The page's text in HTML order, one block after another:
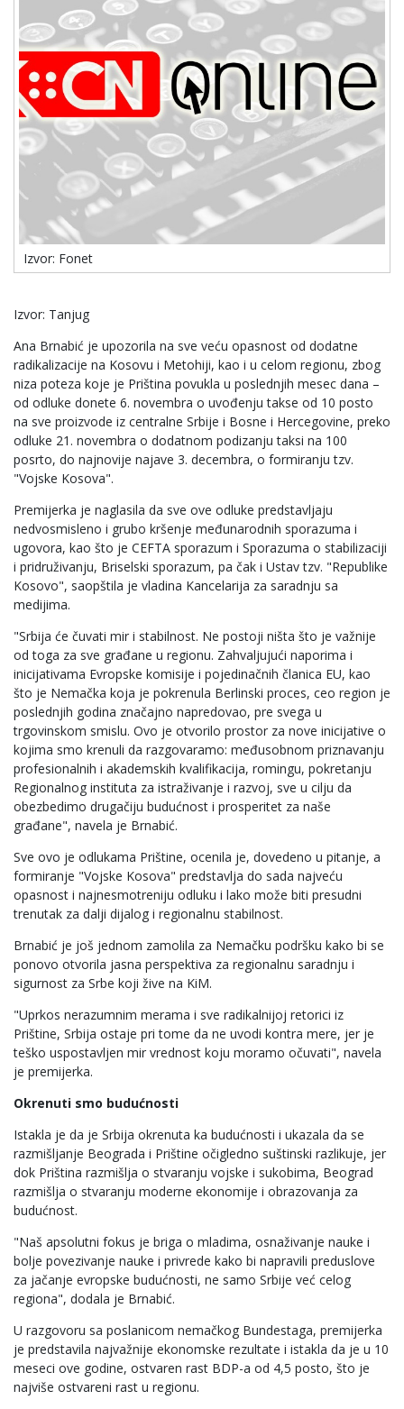
Izvor: Fonet
Izvor: Tanjug
Ana Brnabić je upozorila na sve veću opasnost od dodatne
radikalizacije na Kosovu i Metohiji, kao i u celom regionu, zbog
niza poteza koje je Priština povukla u poslednjih mesec dana –
od odluke donete 6. novembra o uvođenju takse od 10 posto
na sve proizvode iz centralne Srbije i Bosne i Hercegovine, preko
odluke 21. novembra o dodatnom podizanju taksi na 100
posrto, do najnovije najave 3. decembra, o formiranju tzv.
"Vojske Kosova".
Premijerka je naglasila da sve ove odluke predstavljaju
nedvosmisleno i grubo kršenje međunarodnih sporazuma i
ugovora, kao što je CEFTA sporazum i Sporazuma o stabilizaciji
i pridruživanju, Briselski sporazum, pa čak i Ustav tzv. "Republike
Kosovo", saopštila je vladina Kancelarija za saradnju sa
medijima.
"Srbija će čuvati mir i stabilnost. Ne postoji ništa što je važnije
od toga za sve građane u regionu. Zahvaljujući naporima i
inicijativama Evropske komisije i pojedinačnih članica EU, kao
što je Nemačka koja je pokrenula Berlinski proces, ceo region je
poslednjih godina značajno napredovao, pre svega u
trgovinskom smislu. Ovo je otvorilo prostor za nove inicijative o
kojima smo krenuli da razgovaramo: međusobnom priznavanju
profesionalnih i akademskih kvalifikacija, romingu, pokretanju
Regionalnog instituta za istraživanje i razvoj, sve u cilju da
obezbedimo drugačiju budućnost i prosperitet za naše
građane", navela je Brnabić.
Sve ovo je odlukama Prištine, ocenila je, dovedeno u pitanje, a
formiranje "Vojske Kosova" predstavlja do sada najveću
opasnost i najnesmotreniju odluku i lako može biti presudni
trenutak za dalji dijalog i regionalnu stabilnost.
Brnabić je još jednom zamolila za Nemačku podršku kako bi se
ponovo otvorila jasna perspektiva za regionalnu saradnju i
sigurnost za Srbe koji žive na KiM.
"Uprkos nerazumnim merama i sve radikalnijoj retorici iz
Prištine, Srbija ostaje pri tome da ne uvodi kontra mere, jer je
teško uspostavljen mir vrednost koju moramo očuvati", navela
je premijerka.
Okrenuti smo budućnosti
Istakla je da je Srbija okrenuta ka budućnosti i ukazala da se
razmišljanje Beograda i Prištine očigledno suštinski razlikuje, jer
dok Priština razmišlja o stvaranju vojske i sukobima, Beograd
razmišlja o stvaranju moderne ekonomije i obrazovanja za
budućnost.
"Naš apsolutni fokus je briga o mladima, osnaživanje nauke i
bolje povezivanje nauke i privrede kako bi napravili preduslove
za jačanje evropske budućnosti, ne samo Srbije već celog
regiona", dodala je Brnabić.
U razgovoru sa poslanicom nemačkog Bundestaga, premijerka
je predstavila najvažnije ekonomske rezultate i istakla da je u 10
meseci ove godine, ostvaren rast BDP-a od 4,5 posto, što je
najviše ostvareni rast u regionu.